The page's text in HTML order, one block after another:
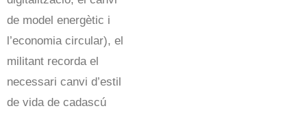
de model energètic i
l’economia circular), el
militant recorda el
necessari canvi d’estil
de vida de cadascú